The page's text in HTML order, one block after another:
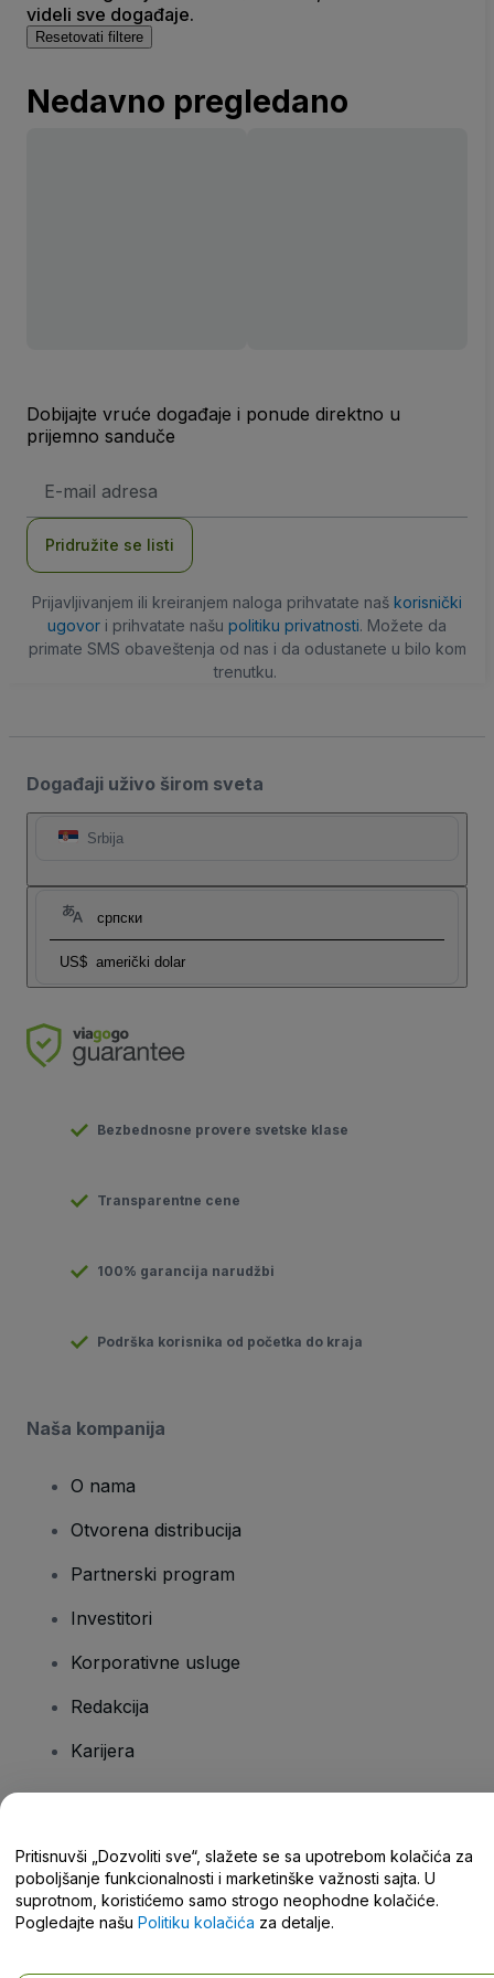
videli sve događaje.
Resetovati filtere
Nedavno pregledano
Dobijajte vruće događaje i ponude direktno u
prijemno sanduče
mail
Pridružite se listi
Prijavljivanjem ili kreiranjem naloga prihvatate naš korisnički
ugovor i prihvatate našu politiku privatnosti. Možete da
primate SMS obaveštenja od nas i da odustanete u bilo kom
trenutku.
Događaji uživo širom sveta
Srbija
српски
US$ američki dolar
Bezbednosne provere svetske klase
Transparentne cene
100% garancija narudžbi
Podrška korisnika od početka do kraja
Naša kompanija
O nama
Otvorena distribucija
Partnerski program
Investitori
Korporativne usluge
Redakcija
Karijera
Centar za pomoć / Kontaktirajte nas
Pritisnuvši „Dozvoliti sve“, slažete se sa upotrebom kolačića za
poboljšanje funkcionalnosti i marketinške važnosti sajta. U
suprotnom, koristićemo samo strogo neophodne kolačiće.
Pogledajte našu Politiku kolačića za detalje.